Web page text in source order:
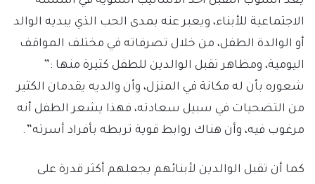
الاجتماعية للأبناء، ويعبر عنه بمدى الحب الذي يبديه الوالد
أو الوالدة الطفل، من خلال تصرفاته في مختلف المواقف
اليومية، ومظاهر تقبل الوالدين للطفل كثيرة منها :”
شعوره بأن له مكانة في المنزل، وأن والديه يقدمان الكثير
من التضحيات في سبيل سعادته، فهذا يشعر الطفل أنه
مرغوب فيه، وأن هناك روابط قوية تربطه بأفراد أسرته”.
كما أن تقبل الوالدين لأبنائهم يجعلهم أكثر قدرة على